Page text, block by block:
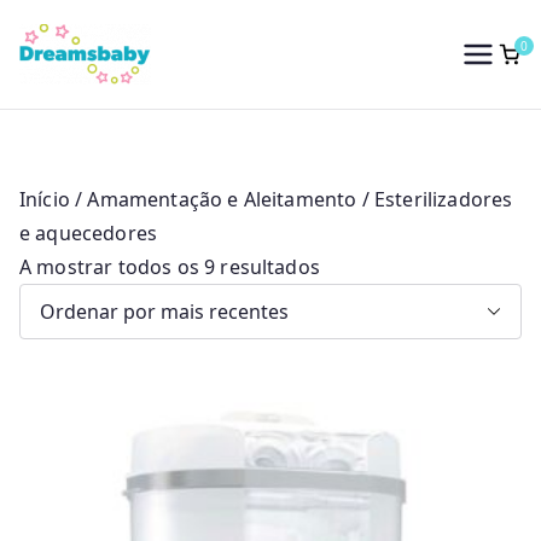
para
conteúdo
Dreams Baby
0
Início /Amamentação e Aleitamento / Esterilizadores
e aquecedores
A mostrar todos os 9 resultadosO
d
a
d
o